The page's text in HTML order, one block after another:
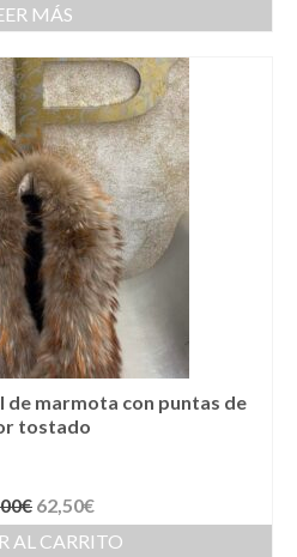
MÁS
de marmota con puntas de
tostado
€ 62,50€
AL CARRITO